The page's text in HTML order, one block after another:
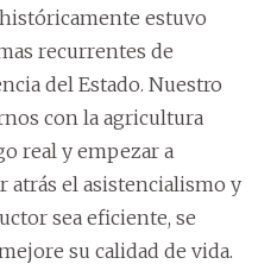
estuvo
recurrentes de
del Estado. Nuestro
con la agricultura
real y empezar a
atrás el asistencialismo y
sea eficiente, se
su calidad de vida.